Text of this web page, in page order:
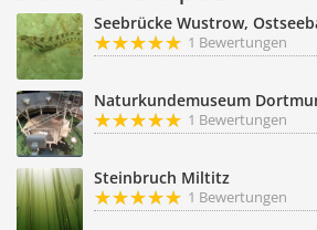
Seebrücke Wustrow,
1 Bewertungen
Naturkundemuseum
1 Bewertungen
Steinbruch Miltitz
1 Bewertungen